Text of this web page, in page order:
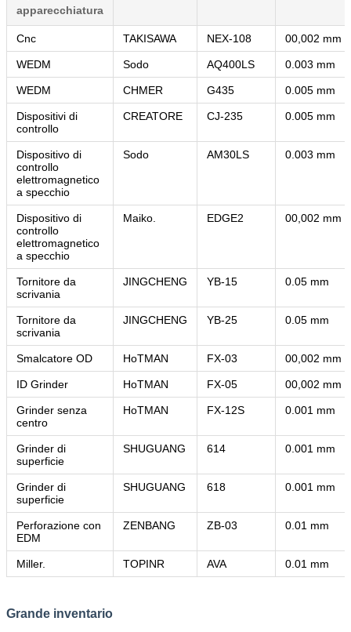
apparecchiatura
Cnc TAKISAWA NEX-108 00,002 mm
WEDM Sodo AQ400LS 0.003 mm
WEDM CHMER G435 0.005 mm
Dispositivi di
controllo
CREATORE CJ-235 0.005 mm
Dispositivo di
controllo
elettromagnetico
a specchio
Sodo AM30LS 0.003 mm
Dispositivo di
controllo
elettromagnetico
a specchio
Maiko. EDGE2 00,002 mm
Tornitore da
scrivania
JINGCHENG YB-15 0.05 mm
Tornitore da
scrivania
JINGCHENG YB-25 0.05 mm
Smalcatore OD HoTMAN FX-03 00,002 mm
ID Grinder HoTMAN FX-05 00,002 mm
Grinder senza
centro
HoTMAN FX-12S 0.001 mm
Grinder di
superficie
SHUGUANG 614 0.001 mm
Grinder di
superficie
SHUGUANG 618 0.001 mm
Perforazione con
EDM
ZENBANG ZB-03 0.01 mm
Miller. TOPINR AVA 0.01 mm
Grande inventario